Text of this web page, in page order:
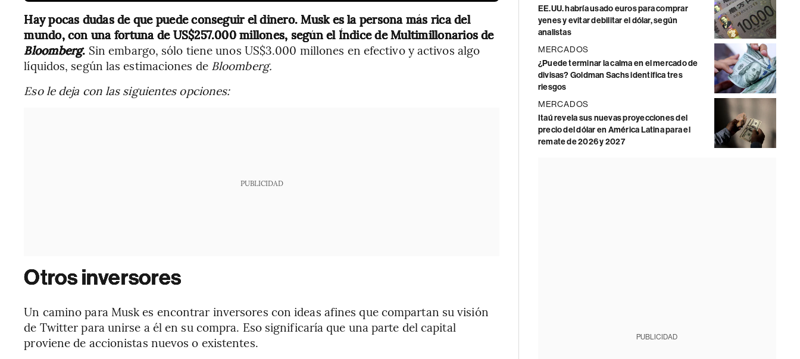
Hay pocas dudas de que puede conseguir el dinero. Musk es la persona más rica del
mundo, con una fortuna de US$257.000 millones, según el Índice de Multimillonarios de
Bloomberg. Sin embargo, sólo tiene unos US$3.000 millones en efectivo y activos algo
líquidos, según las estimaciones de Bloomberg.
Eso le deja con las siguientes opciones:
PUBLICIDAD
Otros inversores
Un camino para Musk es encontrar inversores con ideas afines que compartan su visión
de Twitter para unirse a él en su compra. Eso significaría que una parte del capital
proviene de accionistas nuevos o existentes.
EE.UU. habría usado euros para comprar
yenes y evitar debilitar el dólar, según
analistas
MERCADOS
¿Puede terminar la calma en el mercado de
divisas? Goldman Sachs identifica tres
riesgos
MERCADOS
Itaú revela sus nuevas proyecciones del
precio del dólar en América Latina para el
remate de 2026 y 2027
PUBLICIDAD